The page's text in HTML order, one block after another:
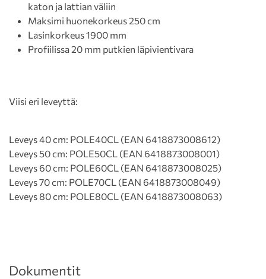
katon ja lattian väliin
Maksimi huonekorkeus 250 cm
Lasinkorkeus 1900 mm
Profiilissa 20 mm putkien läpivientivara
Viisi eri leveyttä:
Leveys 40 cm: POLE40CL (EAN 6418873008612)
Leveys 50 cm: POLE50CL (EAN 6418873008001)
Leveys 60 cm: POLE60CL (EAN 6418873008025)
Leveys 70 cm: POLE70CL (EAN 6418873008049)
Leveys 80 cm: POLE80CL (EAN 6418873008063)
Dokumentit